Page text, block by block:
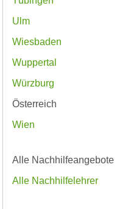
Ulm
Wiesbaden
Wuppertal
Würzburg
Österreich
Wien
Alle Nachhilfeangebote
Alle Nachhilfelehrer